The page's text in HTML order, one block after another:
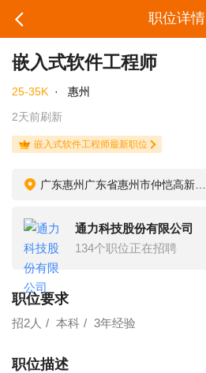
职位详情
嵌入式软件工程师
25-35K ·
惠州
2天前刷新
嵌入式软件工程师最新职位
通力科技股份有限公司
134个职位正在招聘
职位要求
招2人 本科 3年经验
职位描述